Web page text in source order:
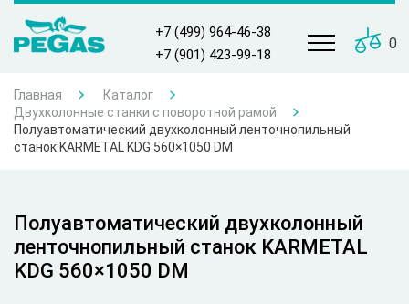
0
+7 (499) 964-46-38
+7 (901) 423-99-18
Главная
Каталог
Двухколонные станки с поворотной рамой
Полуавтоматический двухколонный ленточнопильный
станок KARMETAL KDG 560×1050 DM
Полуавтоматический двухколонный
ленточнопильный станок KARMETAL
KDG 560×1050 DM